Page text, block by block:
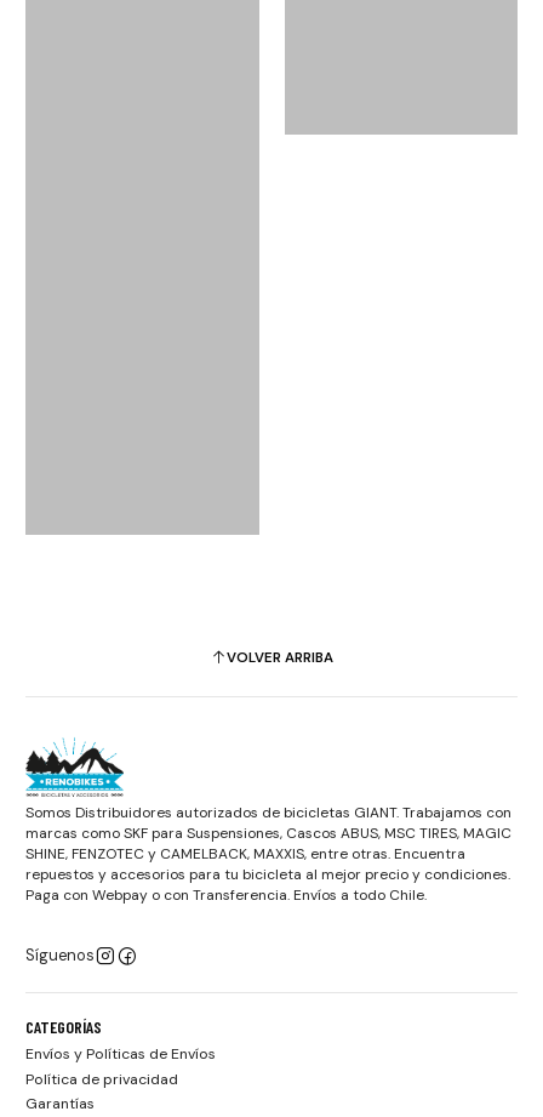
VOLVER ARRIBA
Somos Distribuidores autorizados de bicicletas GIANT. Trabajamos con
marcas como SKF para Suspensiones, Cascos ABUS, MSC TIRES, MAGIC
SHINE, FENZOTEC y CAMELBACK, MAXXIS, entre otras. Encuentra
repuestos y accesorios para tu bicicleta al mejor precio y condiciones.
Paga con Webpay o con Transferencia. Envíos a todo Chile.
Síguenos
CATEGORÍAS
Envíos y Políticas de Envíos
Política de privacidad
Garantías